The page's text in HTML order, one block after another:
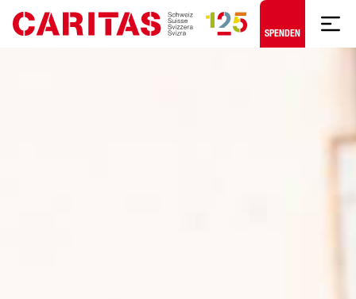
Zum Hauptinhalt springen
SPENDEN